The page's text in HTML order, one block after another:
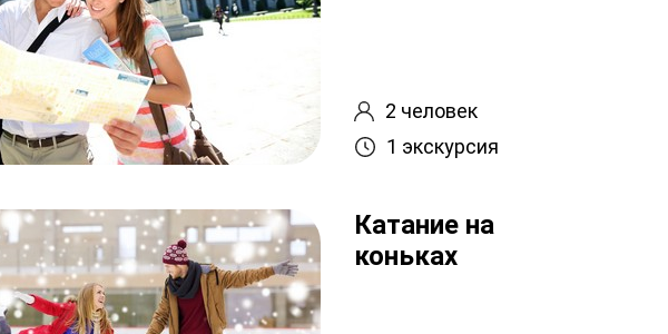
2 человек
1 экскурсия
Катание на
коньках